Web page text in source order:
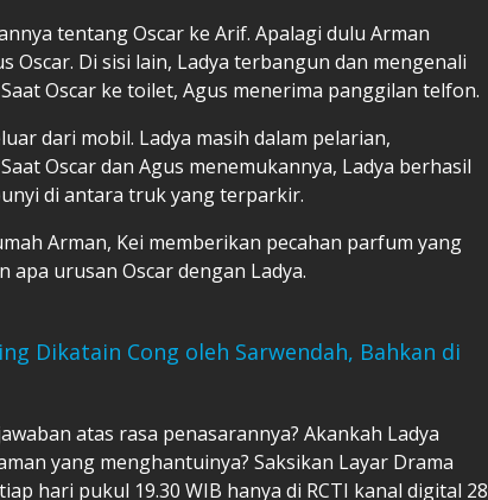
tentang Oscar ke Arif. Apalagi dulu Arman
Oscar. Di sisi lain, Ladya terbangun dan mengenali
Oscar ke toilet, Agus menerima panggilan telfon.
dari mobil. Ladya masih dalam pelarian,
Oscar dan Agus menemukannya, Ladya berhasil
di antara truk yang terparkir.
Arman, Kei memberikan pecahan parfum yang
apa urusan Oscar dengan Ladya.
Dikatain Cong oleh Sarwendah, Bahkan di
atas rasa penasarannya? Akankah Ladya
yang menghantuinya? Saksikan Layar Drama
hari pukul 19.30 WIB hanya di RCTI kanal digital 28